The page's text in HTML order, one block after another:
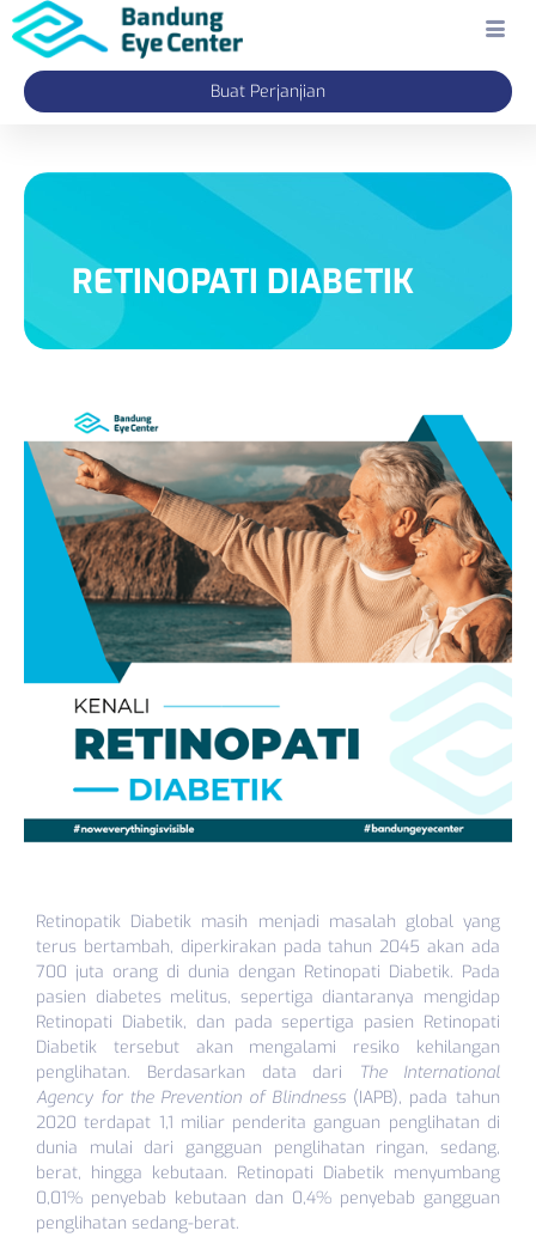
Buat Perjanjian
RETINOPATI DIABETIK
Retinopatik Diabetik masih menjadi masalah global yang
terus bertambah, diperkirakan pada tahun 2045 akan ada
700 juta orang di dunia dengan Retinopati Diabetik. Pada
pasien diabetes melitus, sepertiga diantaranya mengidap
Retinopati Diabetik, dan pada sepertiga pasien Retinopati
Diabetik tersebut akan mengalami resiko kehilangan
penglihatan. Berdasarkan data dari The International
Agency for the Prevention of Blindness (IAPB), pada tahun
2020 terdapat 1,1 miliar penderita ganguan penglihatan di
dunia mulai dari gangguan penglihatan ringan, sedang,
berat, hingga kebutaan. Retinopati Diabetik menyumbang
0,01% penyebab kebutaan dan 0,4% penyebab gangguan
penglihatan sedang-berat.